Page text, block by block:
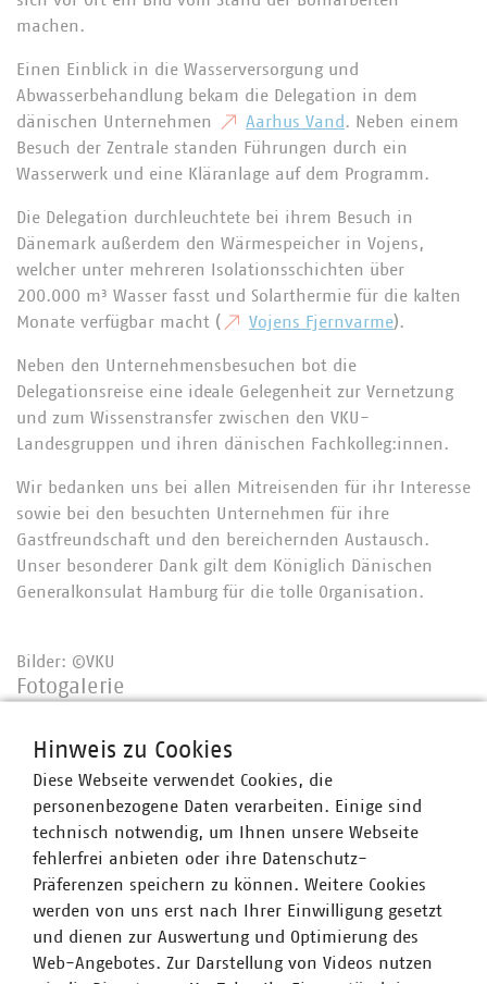
machen.
Einen Einblick in die Wasserversorgung und
Abwasserbehandlung bekam die Delegation in dem
dänischen Unternehmen
Aarhus Vand . Neben einem
Besuch der Zentrale standen Führungen durch ein
Wasserwerk und eine Kläranlage auf dem Programm.
Die Delegation durchleuchtete bei ihrem Besuch in
Dänemark außerdem den Wärmespeicher in Vojens,
welcher unter mehreren Isolationsschichten über
200.000 m³ Wasser fasst und Solarthermie für die kalten
Monate verfügbar macht (
Vojens Fjernvarme).
Neben den Unternehmensbesuchen bot die
Delegationsreise eine ideale Gelegenheit zur Vernetzung
und zum Wissenstransfer zwischen den VKU-
Landesgruppen und ihren dänischen Fachkolleg:innen.
Wir bedanken uns bei allen Mitreisenden für ihr Interesse
sowie bei den besuchten Unternehmen für ihre
Gastfreundschaft und den bereichernden Austausch.
Unser besonderer Dank gilt dem Königlich Dänischen
Generalkonsulat Hamburg für die tolle Organisation.
Bilder: ©VKU
Fotogalerie
Hinweis zu Cookies
Diese Webseite verwendet Cookies, die
personenbezogene Daten verarbeiten. Einige sind
technisch notwendig, um Ihnen unsere Webseite
fehlerfrei anbieten oder ihre Datenschutz-
Präferenzen speichern zu können. Weitere Cookies
werden von uns erst nach Ihrer Einwilligung gesetzt
und dienen zur Auswertung und Optimierung des
Web-Angebotes. Zur Darstellung von Videos nutzen